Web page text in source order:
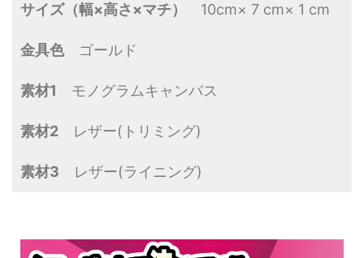
サイズ（幅×高さ×マチ） 10cm× 7 cm× 1 cm
金具色 ゴールド
素材1 モノグラムキャンバス
素材2 レザー(トリミング)
素材3 レザー(ライニング)